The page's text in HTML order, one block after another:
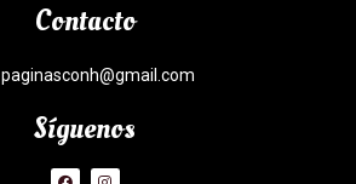
Contacto
paginasconh@gmail.com
Síguenos